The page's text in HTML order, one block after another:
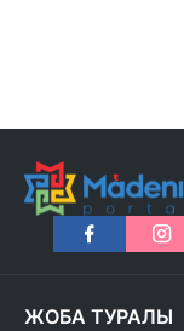
ЖОБА ТУРАЛЫ